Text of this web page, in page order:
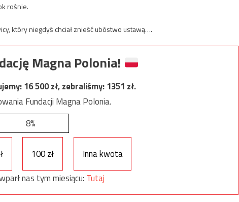
rośnie.
który niegdyś chciał znieść ubóstwo ustawą….
Magna Polonia!
16 500zł, zebraliśmy:1351 zł.
Fundacji Magna Polonia.
8%
100 zł
Inna kwota
nas tym miesiącu: Tutaj